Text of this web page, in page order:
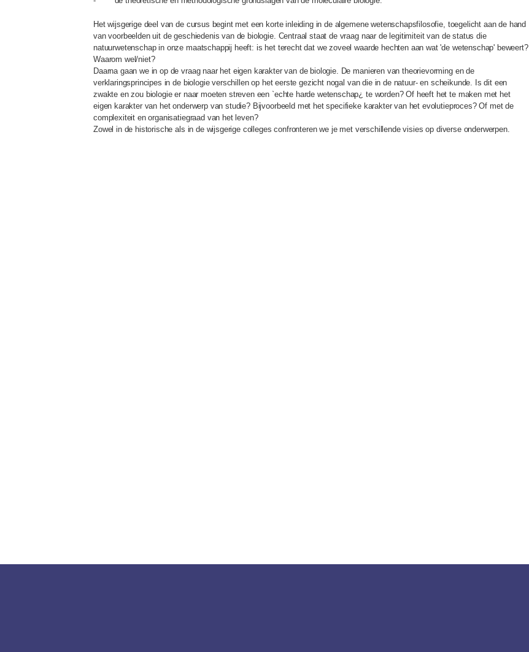
Het wijsgerige deel van de cursus begint met een korte inleiding in de algemene wetenschapsfilosofie, toegelicht aan de hand
van voorbeelden uit de geschiedenis van de biologie. Centraal staat de vraag naar de legitimiteit van de status die
natuurwetenschap in onze maatschappij heeft: is het terecht dat we zoveel waarde hechten aan wat 'de wetenschap' beweert?
Waarom wel/niet?
Daarna gaan we in op de vraag naar het eigen karakter van de biologie. De manieren van theorievorming en de
verklaringsprincipes in de biologie verschillen op het eerste gezicht nogal van die in de natuur- en scheikunde. Is dit een
zwakte en zou biologie er naar moeten streven een `echte harde wetenschap¿ te worden? Of heeft het te maken met het
eigen karakter van het onderwerp van studie? Bijvoorbeeld met het specifieke karakter van het evolutieproces? Of met de
complexiteit en organisatiegraad van het leven?
Zowel in de historische als in de wijsgerige colleges confronteren we je met verschillende visies op diverse onderwerpen.